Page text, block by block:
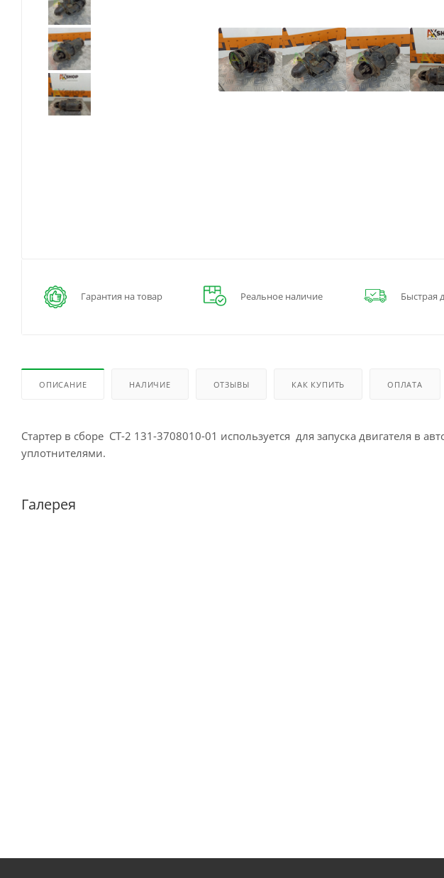
Гарантия на товар Реальное наличие Быстрая
ОПИСАНИЕ НАЛИЧИЕ ОТЗЫВЫ КАК КУПИТЬ ОПЛАТА
Стартер в сборе СТ-2 131-3708010-01 используется для запуска двигателя в
уплотнителями.
Галерея